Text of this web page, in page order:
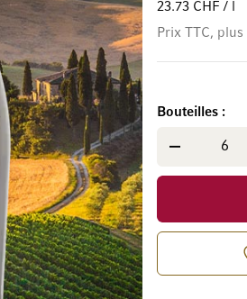
23.73 CHF / l
Prix TTC, plus
Bouteilles
Passer au début de la Galerie d’images